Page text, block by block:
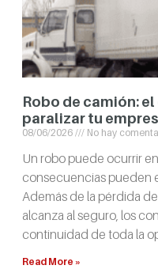
Robo de camión:
paralizar tu
08/06/2026 No hay
Un robo puede ocurrir
consecuencias pueden
Además de la pérdida
alcanza al seguro, los
continuidad de toda la
Read More »